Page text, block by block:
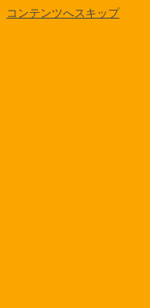
コンテンツへスキップ